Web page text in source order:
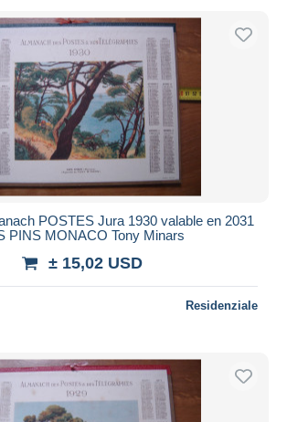
POSTES Jura 1930 valable en 2031
PINS MONACO Tony Minars
± 15,02 USD
Residenziale